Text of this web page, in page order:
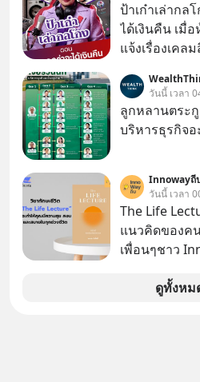
MUSIC ที่ตอ
ล้านครั้งแล้ว
ป้าเก๋าเล่ากล
ได้เงินคืน เมื่
แจ้งเรื่องเค
เรื่องจ้อจี้ หาคำตอบได้ที่ “ป้าเก๋าเล่ากล
โกง” EP4 ตอ
คืน” #ป้าเก๋าเล่ากลโกง #แก้เกมกลโกง
#อยู่อย่างยั่ง
วันนี้ เวลา
ลูกหลานตระ
บริหารธุรกิจอ
Innowayถี
วันนี้ เวลา
The Life
แนวคิดของค
เพื่อนๆชาว
สนใจจบแล้วเ
ดูทั้งหม